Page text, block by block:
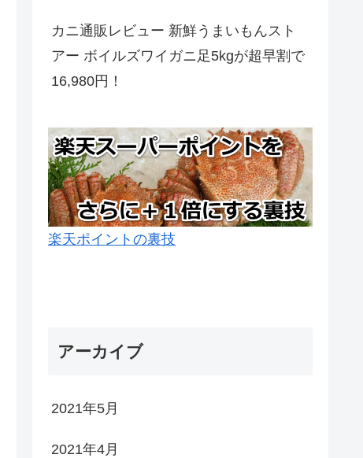
カニ通販レビュー 新鮮うまいもんスト
アー ボイルズワイガニ足5kgが超早割で
16,980円！
楽天ポイントの裏技
アーカイブ
2021年5月
2021年4月